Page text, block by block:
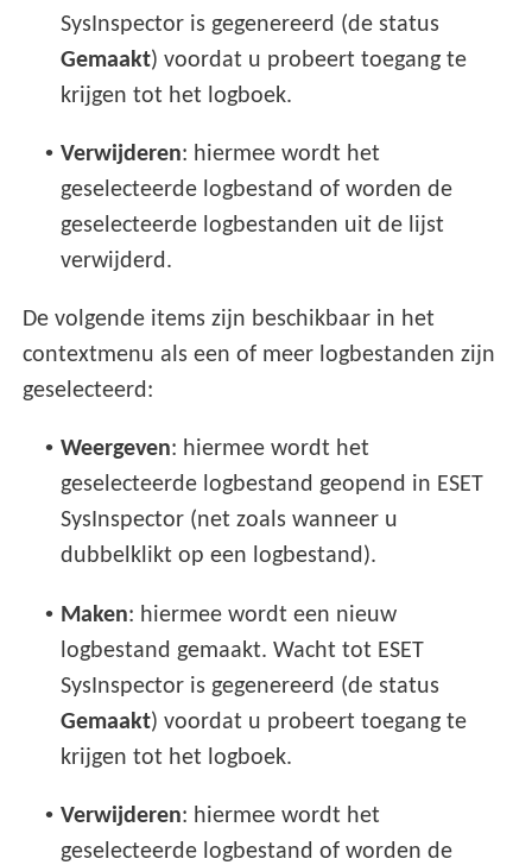
SysInspector is gegenereerd (de status
Gemaakt) voordat u probeert toegang te
krijgen tot het logboek.
• Verwijderen: hiermee wordt het
geselecteerde logbestand of worden de
geselecteerde logbestanden uit de lijst
verwijderd.
De volgende items zijn beschikbaar in het
contextmenu als een of meer logbestanden zijn
geselecteerd:
• Weergeven: hiermee wordt het
geselecteerde logbestand geopend in ESET
SysInspector (net zoals wanneer u
dubbelklikt op een logbestand).
• Maken: hiermee wordt een nieuw
logbestand gemaakt. Wacht tot ESET
SysInspector is gegenereerd (de status
Gemaakt) voordat u probeert toegang te
krijgen tot het logboek.
• Verwijderen: hiermee wordt het
geselecteerde logbestand of worden de